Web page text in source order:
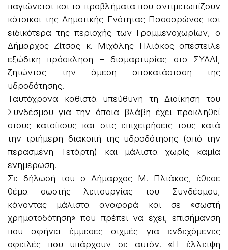
παγιώνεται και τα προβλήματα που αντιμετωπίζουν
κάτοικοι της Δημοτικής Ενότητας Πασσαρώνος και
ειδικότερα της περιοχής των Γραμμενοχωρίων, ο
Δήμαρχος Ζίτσας κ. Μιχάλης Πλιάκος απέστειλε
εξώδικη πρόσκληση – διαμαρτυρίας στο ΣΥΔΛΙ,
ζητώντας την άμεση αποκατάσταση της
υδροδότησης.
Ταυτόχρονα καθιστά υπεύθυνη τη Διοίκηση του
Συνδέσμου για την όποια βλάβη έχει προκληθεί
στους κατοίκους και στις επιχειρήσεις τους κατά
την τριήμερη διακοπή της υδροδότησης (από την
περασμένη Τετάρτη) και μάλιστα χωρίς καμία
ενημέρωση.
Σε δήλωσή του ο Δήμαρχος Μ. Πλιάκος, έθεσε
θέμα σωστής λειτουργίας του Συνδέσμου,
κάνοντας μάλιστα αναφορά και σε «σωστή
χρηματοδότηση» που πρέπει να έχει, επισήμανση
που αφήνει έμμεσες αιχμές για ενδεχόμενες
οφειλές που υπάρχουν σε αυτόν. «Η έλλειψη